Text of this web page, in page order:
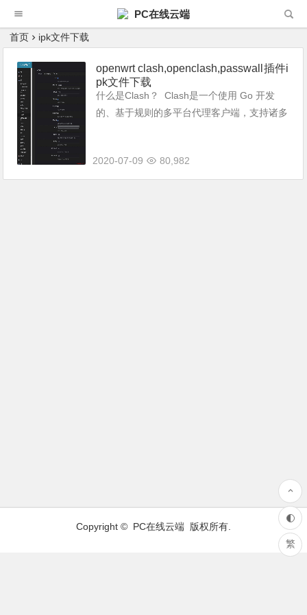
PC在线云端
首页 ipk文件下载
openwrt clash,openclash,passwall插件i
pk文件下载
什么是Clash？ Clash是一个使用 Go 开发
的、基于规则的多平台代理客户端，支持诸多
d ...
2020-07-09 80,982
Copyright © PC在线云端 版权所有.
繁